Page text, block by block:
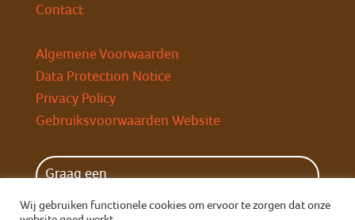
Contact
Algemene Voorwaarden
Data Protection Notice
Privacy Policy
Gebruiksvoorwaarden Website
Graag een
Wij gebruiken functionele cookies om ervoor te zorgen dat onze